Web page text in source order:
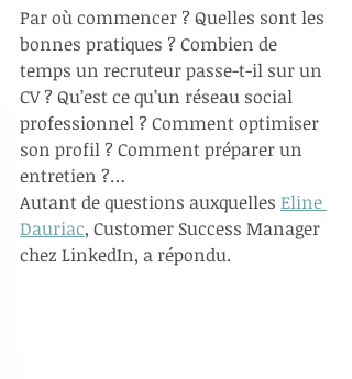
Par où commencer ? Quelles sont les
bonnes pratiques ? Combien de
temps un recruteur passe-t-il sur un
CV ? Qu’est ce qu’un réseau social
professionnel ? Comment optimiser
son profil ? Comment préparer un
entretien ?…
Autant de questions auxquelles Eline
Dauriac, Customer Success Manager
chez LinkedIn, a répondu.